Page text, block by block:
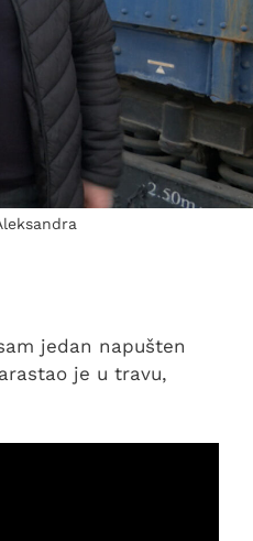
jedan napušten
je u travu,